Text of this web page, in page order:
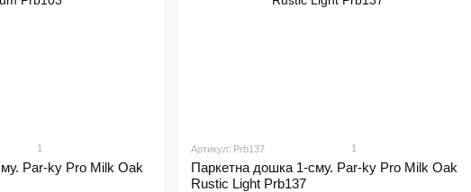
1
Par-ky Pro Milk Oak
Артикул: Prb137 1
Паркетна дошка 1-сму. Par-ky Pro Milk Oak
Rustic Light Prb137